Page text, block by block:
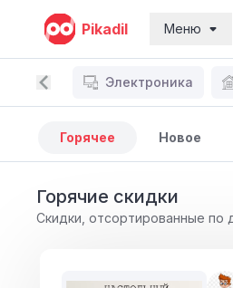
Pikadil Меню
Электроника
Горячее Новое
Горячие скидки
Скидки, отсортированные по